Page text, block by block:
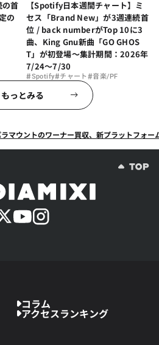
の首
の
【Spotify日本週間チャート】ミ
セス「Brand New」が3週連続首
位 / back numberがTop 10に3
曲、King Gnu新曲「GO GHOS
T」が初登場〜集計期間：2026年
7/24〜7/30
#Spotify#チャート#音楽/PF
もっとみる
ラマウントのワーナー買収、新プラットフォ
コラム
アクセスランキング